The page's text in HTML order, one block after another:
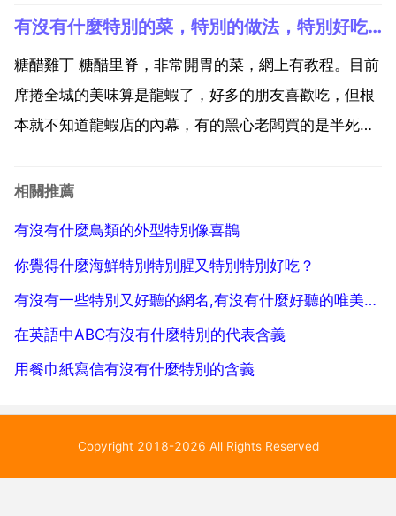
候，就會說 哎吆喂 一開始是跟張藝興學的，後來就養
成習慣了。我很喜歡講冷笑話，和別人聊天就會開始講
給他們...
有沒有什麼特別的菜，特別的做法，特別好吃的，建議一下
糖醋雞丁 糖醋里脊，非常開胃的菜，網上有教程。目前
席捲全城的美味算是龍蝦了，好多的朋友喜歡吃，但根
本就不知道龍蝦店的內幕，有的黑心老闆買的是半死不
漂一漂就被廚師弄上桌了，因為我在龍蝦店幹過，所以
相關推薦
有沒有什麼鳥類的外型特別像喜鵲
你覺得什麼海鮮特別特別腥又特別特別好吃？
有沒有一些特別又好聽的網名,有沒有什麼好聽的唯美又特別的女生網名
在英語中ABC有沒有什麼特別的代表含義
用餐巾紙寫信有沒有什麼特別的含義
Copyright 2018-2026 All Rights Reserved